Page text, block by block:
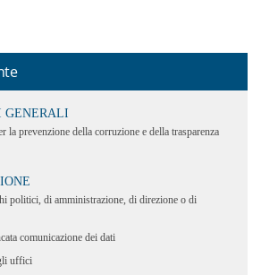
GENERALI
la prevenzione della corruzione e della trasparenza
politici, di amministrazione, di direzione o di
comunicazione dei dati
uffici